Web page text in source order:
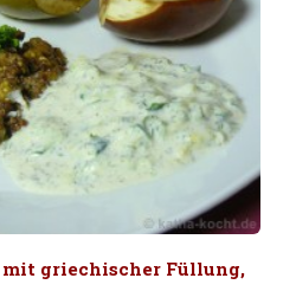
griechischer Füllung,